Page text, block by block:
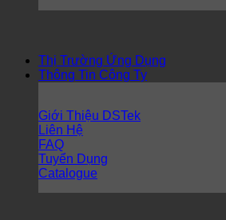
Thị Trường Ứng Dụng
Thông Tin Công Ty
Giới Thiệu DSTek
Liên Hệ
FAQ
Tuyển Dụng
Catalogue